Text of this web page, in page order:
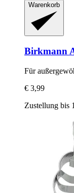
Warenkorb
Birkmann
Für
€ 3,99
Zustellung bis